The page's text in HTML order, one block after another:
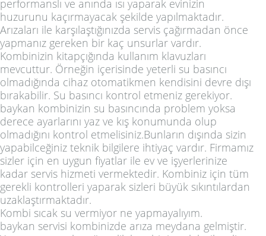
performanslı ve anında ısı yaparak evinizin
huzurunu kaçırmayacak şekilde yapılmaktadır.
Arızaları ile karşılaştığınızda servis çağırmadan önce
yapmanız gereken bir kaç unsurlar vardır.
Kombinizin kitapçığında kullanım klavuzları
mevcuttur. Örneğin içerisinde yeterli su basıncı
olmadığında cihaz otomatikmen kendisini devre dışı
bırakabilir. Su basıncı kontrol etmeniz gerekiyor.
baykan kombinizin su basıncında problem yoksa
derece ayarlarını yaz ve kış konumunda olup
olmadığını kontrol etmelisiniz.Bunların dışında sizin
yapabilceğiniz teknik bilgilere ihtiyaç vardır. Firmamız
sizler için en uygun fiyatlar ile ev ve işyerlerinize
kadar servis hizmeti vermektedir. Kombiniz için tüm
gerekli kontrolleri yaparak sizleri büyük sıkıntılardan
uzaklaştırmaktadır.
Kombi sıcak su vermiyor ne yapmayalıyım.
baykan servisi kombinizde arıza meydana gelmiştir.